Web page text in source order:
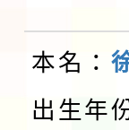
告(
賽
本
程
「
本名：
出生年